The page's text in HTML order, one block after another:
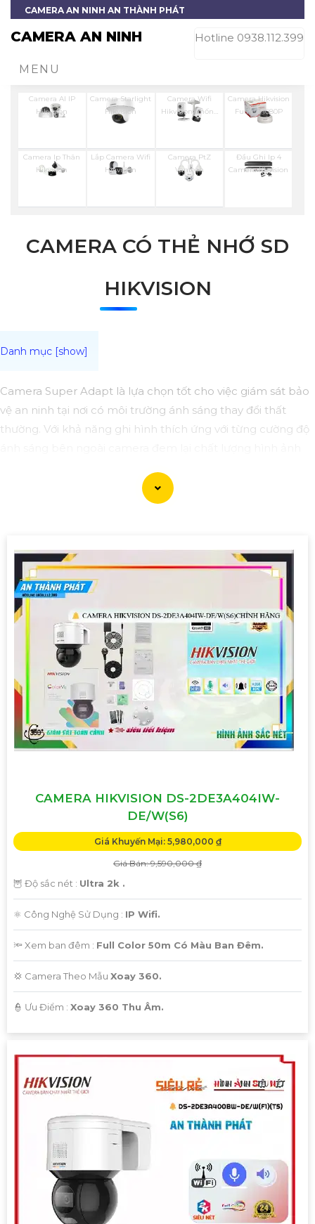
CAMERA AN NINH AN THÀNH PHÁT
CAMERA AN NINH Hotline 0938.112.399
MENU
Camera AI IP
Hikvision
Camera Starlight
Hikvision
Camera Wifi
Hikvision Chống
Trộm
Camera Hikvision
Full Hd 1080P
Camera Ip Thân
Hikvision
Lắp Camera Wifi
Hikvision
Camera PtZ
Vantech
Đầu Ghi Ip 4
Camera Kbvision
CAMERA CÓ THẺ NHỚ SD
HIKVISION
Camera Super Adapt là lựa chọn tốt cho việc giám sát bảo
vệ an ninh tại nơi có môi trường ánh sáng thay đổi thất
thường. Với khả năng ghi hình thích ứng với từng cường độ
CAMERA HIKVISION DS-2DE3A404IW-
DE/W(S6)
Giá Khuyến Mại: 5,980,000 ₫
Giá Bán: 9,590,000 ₫
🦉 Độ sắc nét : Ultra 2k .
⚛️ Công Nghệ Sử Dụng : IP Wifi.
🔦 Xem ban đêm : Full Color 50m Có Màu Ban Đêm.
💢 Camera Theo Mẫu Xoay 360.
️👮 Ưu Điểm : Xoay 360 Thu Âm.